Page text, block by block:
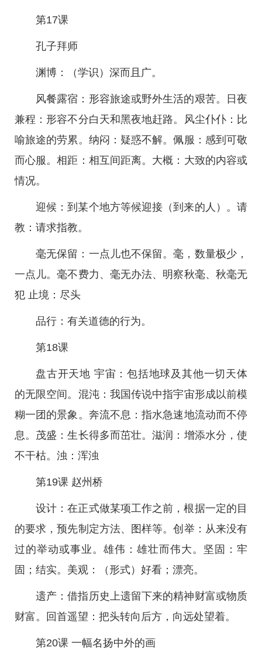
第17课
孔子拜师
渊博：（学识）深而且广。
风餐露宿：形容旅途或野外生活的艰苦。日夜
兼程：形容不分白天和黑夜地赶路。风尘仆仆：比
喻旅途的劳累。纳闷：疑惑不解。佩服：感到可敬
而心服。相距：相互间距离。大概：大致的内容或
情况。
迎候：到某个地方等候迎接（到来的人）。请
教：请求指教。
毫无保留：一点儿也不保留。毫，数量极少，
一点儿。毫不费力、毫无办法、明察秋毫、秋毫无
犯 止境：尽头
品行：有关道德的行为。
第18课
盘古开天地 宇宙：包括地球及其他一切天体
的无限空间。混沌：我国传说中指宇宙形成以前模
糊一团的景象。奔流不息：指水急速地流动而不停
息。茂盛：生长得多而茁壮。滋润：增添水分，使
不干枯。浊：浑浊
第19课 赵州桥
设计：在正式做某项工作之前，根据一定的目
的要求，预先制定方法、图样等。创举：从来没有
过的举动或事业。雄伟：雄壮而伟大。坚固：牢
固；结实。美观：（形式）好看；漂亮。
遗产：借指历史上遗留下来的精神财富或物质
财富。回首遥望：把头转向后方，向远处望着。
第20课 一幅名扬中外的画